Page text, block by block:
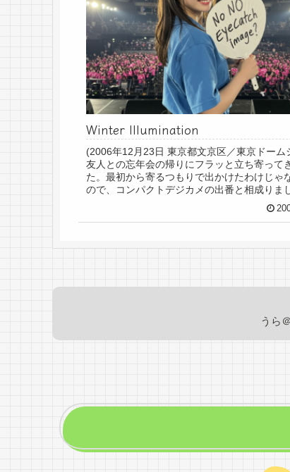
Winter Illumination
(2006年12月23日 東京都文京区／東京ドーム
友人との忘年会の帰りにフラッと立ち寄って
た。最初から寄るつもりで出かけたわけじゃ
ので、コンパクトデジカメの出番と相成りま
うら